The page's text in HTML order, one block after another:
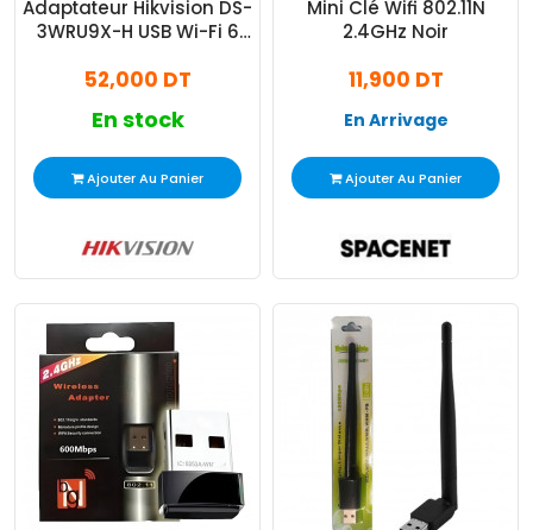
Adaptateur Hikvision DS-
3WRU9X-H USB Wi-Fi 6
52,000 DT
En stock
Ajouter Au Panier
Mini Clé Wifi 802.11N
2.4GHz Noir
11,900 DT
En Arrivage
Ajouter Au Panier